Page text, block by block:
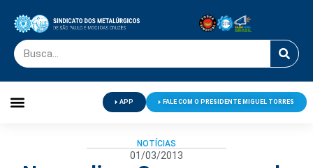
APP FALE COM O PRESIDENTE MIGUEL TORRES
NOTÍCIAS
01/03/2013